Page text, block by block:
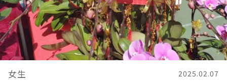
女生 2025.02.07